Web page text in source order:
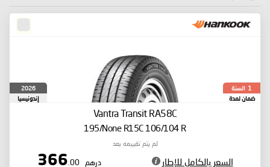
1 السنة
ضمان لمدة
2026
إندونيسيا
Vantra Transit RA58C
195/None R15C 106/104 R
لم يتم تقييمه بعد
السعر بالكامل للإطار درهم 366
.00